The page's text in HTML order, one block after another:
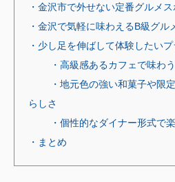
・金沢市で外せない定番グルメス
・金沢で気軽に味わえるB級グル
・少し足を伸ばして体験したい
・高級感あるカフェで味わ
・地元色の強い和菓子や限
らしさ
・個性的なダイナー形式で
・まとめ